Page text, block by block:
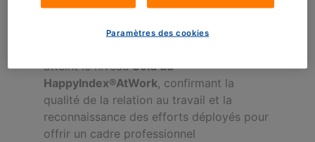
atteint le niveauGold du
HappyIndex®AtWork, confirmant la
qualité de la relation au travail et la
reconnaissance des efforts déployés pour
offrir un cadre professionnel
Paramètres des cookies